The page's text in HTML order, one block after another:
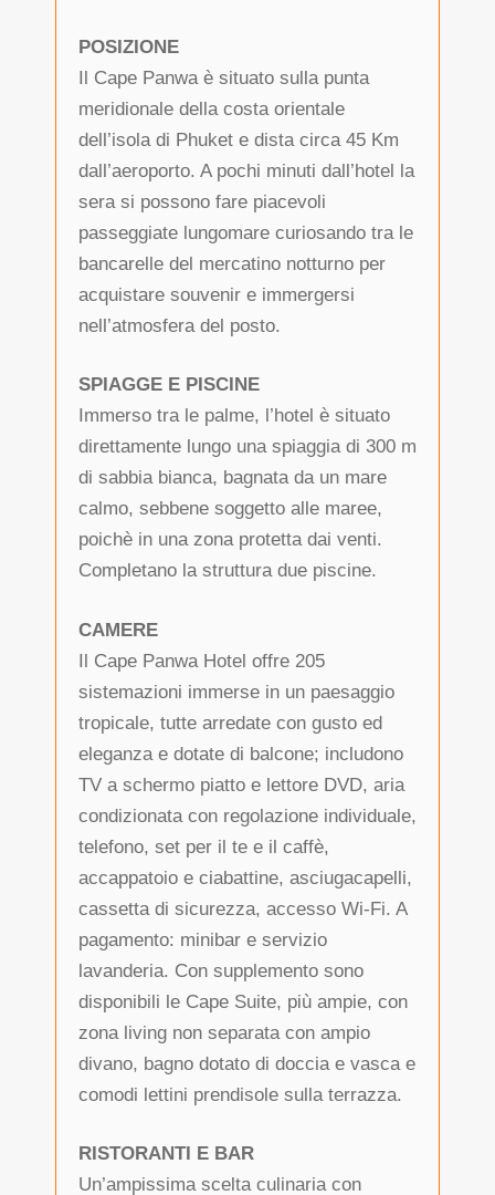
POSIZIONE
Il Cape Panwa è situato sulla punta
meridionale della costa orientale
dell’isola di Phuket e dista circa 45 Km
dall’aeroporto. A pochi minuti dall’hotel la
sera si possono fare piacevoli
passeggiate lungomare curiosando tra le
bancarelle del mercatino notturno per
acquistare souvenir e immergersi
nell’atmosfera del posto.
SPIAGGE E PISCINE
Immerso tra le palme, l’hotel è situato
direttamente lungo una spiaggia di 300 m
di sabbia bianca, bagnata da un mare
calmo, sebbene soggetto alle maree,
poichè in una zona protetta dai venti.
Completano la struttura due piscine.
CAMERE
Il Cape Panwa Hotel offre 205
sistemazioni immerse in un paesaggio
tropicale, tutte arredate con gusto ed
eleganza e dotate di balcone; includono
TV a schermo piatto e lettore DVD, aria
condizionata con regolazione individuale,
telefono, set per il te e il caffè,
accappatoio e ciabattine, asciugacapelli,
cassetta di sicurezza, accesso Wi-Fi. A
pagamento: minibar e servizio
lavanderia. Con supplemento sono
disponibili le Cape Suite, più ampie, con
zona living non separata con ampio
divano, bagno dotato di doccia e vasca e
comodi lettini prendisole sulla terrazza.
RISTORANTI E BAR
Un’ampissima scelta culinaria con